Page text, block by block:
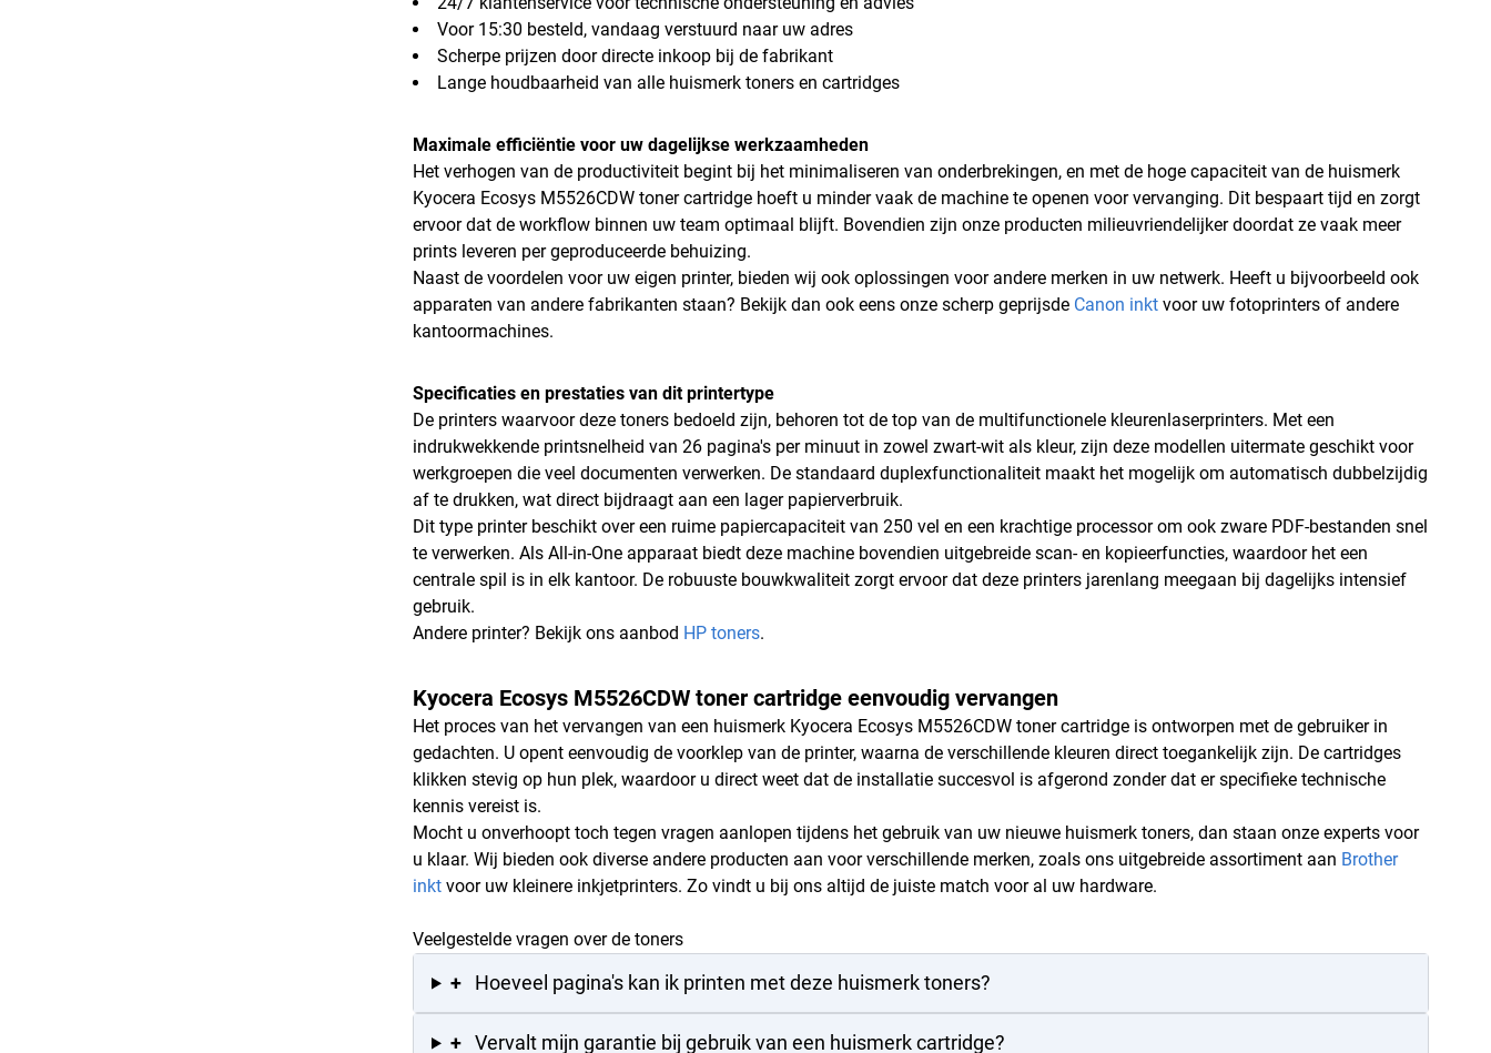
Voor 15:30 besteld, vandaag verstuurd naar uw adres
Scherpe prijzen door directe inkoop bij de fabrikant
Lange houdbaarheid van alle huismerk toners en cartridges
Maximale efficiëntie voor uw dagelijkse werkzaamheden
Het verhogen van de productiviteit begint bij het minimaliseren van onderbrekingen, en met de hoge capaciteit van de huismerk
Kyocera Ecosys M5526CDW toner cartridge hoeft u minder vaak de machine te openen voor vervanging. Dit bespaart tijd en zorgt
ervoor dat de workflow binnen uw team optimaal blijft. Bovendien zijn onze producten milieuvriendelijker doordat ze vaak meer
prints leveren per geproduceerde behuizing.
Naast de voordelen voor uw eigen printer, bieden wij ook oplossingen voor andere merken in uw netwerk. Heeft u bijvoorbeeld ook
apparaten van andere fabrikanten staan? Bekijk dan ook eens onze scherp geprijsde Canon inkt voor uw fotoprinters of andere
kantoormachines.
Specificaties en prestaties van dit printertype
De printers waarvoor deze toners bedoeld zijn, behoren tot de top van de multifunctionele kleurenlaserprinters. Met een
indrukwekkende printsnelheid van 26 pagina's per minuut in zowel zwart-wit als kleur, zijn deze modellen uitermate geschikt voor
werkgroepen die veel documenten verwerken. De standaard duplexfunctionaliteit maakt het mogelijk om automatisch dubbelzijdig
af te drukken, wat direct bijdraagt aan een lager papierverbruik.
Dit type printer beschikt over een ruime papiercapaciteit van 250 vel en een krachtige processor om ook zware PDF-bestanden snel
te verwerken. Als All-in-One apparaat biedt deze machine bovendien uitgebreide scan- en kopieerfuncties, waardoor het een
centrale spil is in elk kantoor. De robuuste bouwkwaliteit zorgt ervoor dat deze printers jarenlang meegaan bij dagelijks intensief
gebruik.
Andere printer? Bekijk ons aanbod HP toners.
Kyocera Ecosys M5526CDW toner cartridge eenvoudig vervangen
Het proces van het vervangen van een huismerk Kyocera Ecosys M5526CDW toner cartridge is ontworpen met de gebruiker in
gedachten. U opent eenvoudig de voorklep van de printer, waarna de verschillende kleuren direct toegankelijk zijn. De cartridges
klikken stevig op hun plek, waardoor u direct weet dat de installatie succesvol is afgerond zonder dat er specifieke technische
kennis vereist is.
Mocht u onverhoopt toch tegen vragen aanlopen tijdens het gebruik van uw nieuwe huismerk toners, dan staan onze experts voor
u klaar. Wij bieden ook diverse andere producten aan voor verschillende merken, zoals ons uitgebreide assortiment aan Brother
inkt voor uw kleinere inkjetprinters. Zo vindt u bij ons altijd de juiste match voor al uw hardware.
Veelgestelde vragen over de toners
+ Hoeveel pagina's kan ik printen met deze huismerk toners?
+ Vervalt mijn garantie bij gebruik van een huismerk cartridge?